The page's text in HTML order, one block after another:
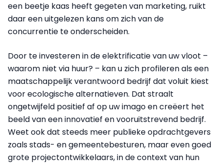
een beetje kaas heeft gegeten van marketing, ruikt
daar een uitgelezen kans om zich van de
concurrentie te onderscheiden.
Door te investeren in de elektrificatie van uw vloot –
waarom niet via huur? – kan u zich profileren als een
maatschappelijk verantwoord bedrijf dat voluit kiest
voor ecologische alternatieven. Dat straalt
ongetwijfeld positief af op uw imago en creëert het
beeld van een innovatief en vooruitstrevend bedrijf.
Weet ook dat steeds meer publieke opdrachtgevers
zoals stads- en gemeentebesturen, maar even goed
grote projectontwikkelaars, in de context van hun